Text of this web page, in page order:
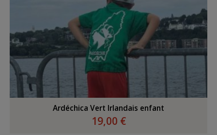
Ardéchica Vert Irlandais enfant
19,00 €